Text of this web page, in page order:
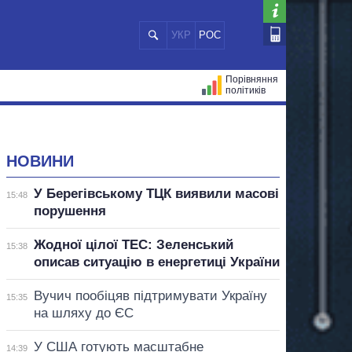
УКР РОС
Порівняння
політиків
НОВИНИ
15:48
У Берегівському ТЦК виявили масові
порушення
15:38
Жодної цілої ТЕС: Зеленський
описав ситуацію в енергетиці України
15:35
Вучич пообіцяв підтримувати Україну
на шляху до ЄС
14:39
У США готують масштабне